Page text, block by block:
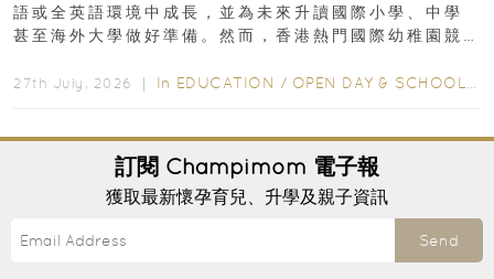
語或全英語環境中成長，並為未來升讀國際小學、中學
甚至海外大學做好準備。然而，香港熱門國際幼稚園競
27th July, 2026 ｜ In EDUCATION / OPEN DAY & SCHOOL EVENTS
訂閱 Champimom 電子報
獲取最新懷孕育兒、升學及親子資訊
Send